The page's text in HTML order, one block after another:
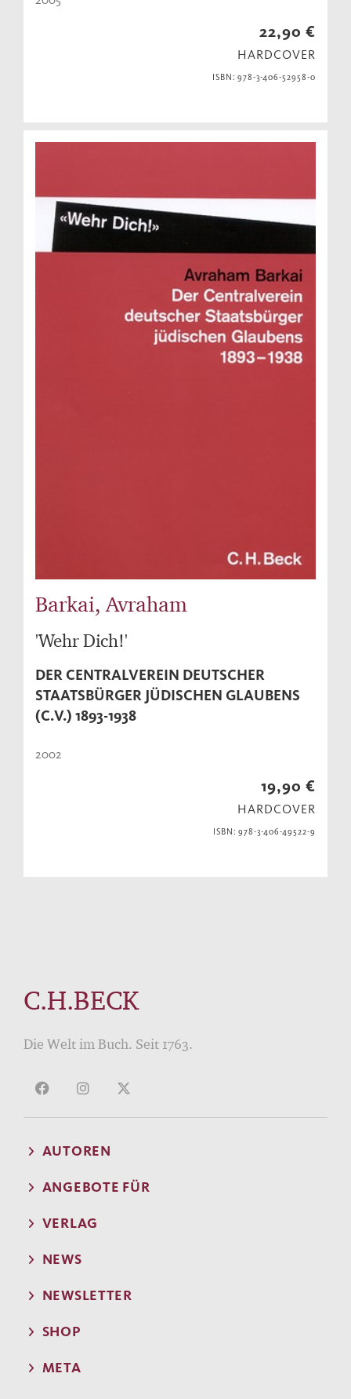
22,90 €
HARDCOVER
ISBN: 978-3-406-52958-0
Barkai, Avraham
'Wehr Dich!'
DER CENTRALVEREIN DEUTSCHER
STAATSBÜRGER JÜDISCHEN GLAUBENS
(C.V.) 1893-1938
2002
19,90 €
HARDCOVER
ISBN: 978-3-406-49522-9
C.H.BECK
Die Welt im Buch. Seit 1763.
AUTOREN
ANGEBOTE FÜR
VERLAG
NEWS
NEWSLETTER
SHOP
META